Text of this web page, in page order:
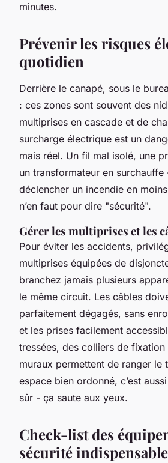
minutes.
Prévenir les risques
quotidien
Derrière le canapé, sous le
: ces zones sont souvent des
multiprises en cascade et de
surcharge électrique est un
mais réel. Un fil mal isolé, une
un transformateur en
déclencher un incendie en
n’en faut pour dire "sécurité".
Gérer les multiprises et les
Pour éviter les accidents,
multiprises équipées de
branchez jamais plusieurs
le même circuit. Les câbles
parfaitement dégagés, sans
et les prises facilement
tressées, des colliers de
muraux permettent de ranger le
espace bien ordonné, c’est
sûr - ça saute aux yeux.
Check-list des
sécurité